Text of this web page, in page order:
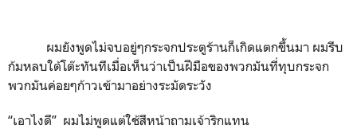
ผมยังพูดไม่จบอยู่ๆกระจกประตูร้านก็เกิดแตกขึ้นมา ผมรีบ
ก้มหลบใต้โต๊ะทันทีเมื่อเห็นว่าเป็นฝีมือของพวกมันที่ทุบกระจก
พวกมันค่อยๆก้าวเข้ามาอย่างระมัดระวัง
“เอาไงดี” ผมไม่พูดแต่ใช้สีหน้าถามเจ้าริกแทน